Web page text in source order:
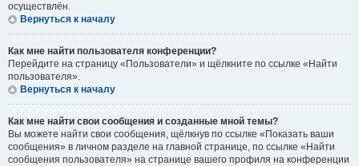
осуществлён.
Вернуться к началу
Как мне найти пользователя конференции?
Перейдите на страницу «Пользователи» и щёлкните по ссылке «Найти
пользователя».
Вернуться к началу
Как мне найти свои сообщения и созданные мной темы?
Вы можете найти свои сообщения, щёлкнув по ссылке «Показать ваши
сообщения» в личном разделе на главной странице, по ссылке «Найти
сообщения пользователя» на странице вашего профиля на конференции